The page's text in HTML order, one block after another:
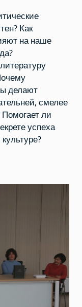
Как
на наше
делают
смелее
ли
успеха